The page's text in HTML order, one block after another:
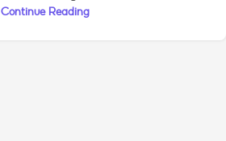
Continue Reading